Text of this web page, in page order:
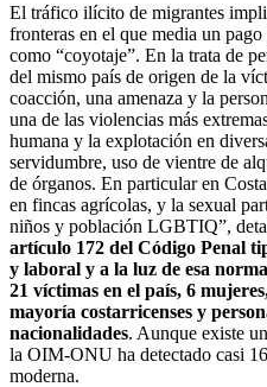
El tráfico ilícito de migrantes
fronteras en el que media un
como “coyotaje”. En la trata de
del mismo país de origen de la
coacción, una amenaza y la
una de las violencias más
humana y la explotación en
servidumbre, uso de vientre de
de órganos. En particular en
en fincas agrícolas, y la sexual
niños y población LGBTIQ”,
artículo 172 del Código Penal
y laboral y a la luz de esa
21 víctimas en el país, 6
mayoría costarricenses y
nacionalidades. Aunque existe
la OIM-ONU ha detectado casi
moderna.